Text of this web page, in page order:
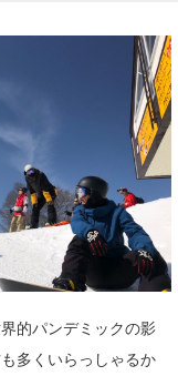
的パンデミックの影
多くいらっしゃるか